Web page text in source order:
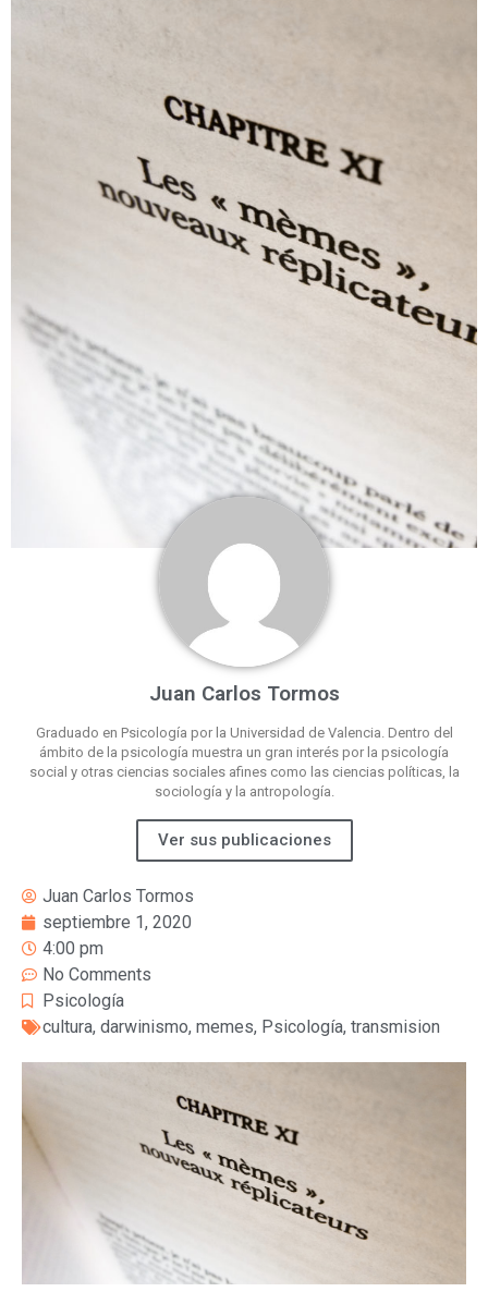
Juan Carlos Tormos
Graduado en Psicología por la Universidad de Valencia. Dentro del
ámbito de la psicología muestra un gran interés por la psicología
social y otras ciencias sociales afines como las ciencias políticas, la
sociología y la antropología.
Ver sus publicaciones
Juan Carlos Tormos
septiembre 1, 2020
4:00 pm
No Comments
Psicología
cultura, darwinismo, memes, Psicología, transmision